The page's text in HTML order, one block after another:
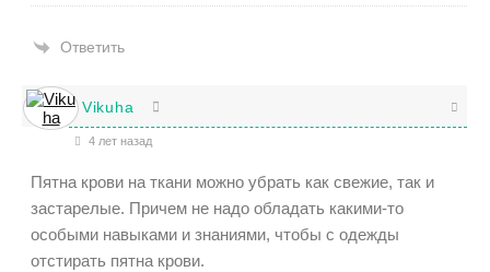
Ответить
Vikuha
4 лет назад
Пятна крови на ткани можно убрать как свежие, так и
застарелые. Причем не надо обладать какими-то
особыми навыками и знаниями, чтобы с одежды
отстирать пятна крови.